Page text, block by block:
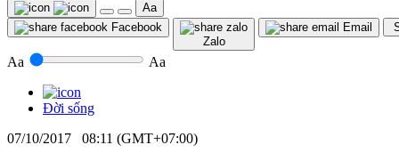
Aa
Facebook
Zalo
Email
Aa Aa
Đời sống
07/10/2017 08:11 (GMT+07:00)